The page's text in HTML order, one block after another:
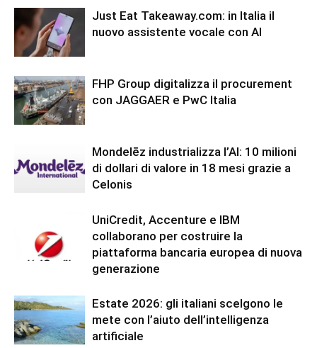
Just Eat Takeaway.com: in Italia il
nuovo assistente vocale con AI
FHP Group digitalizza il procurement
con JAGGAER e PwC Italia
Mondelēz industrializza l’AI: 10 milioni
di dollari di valore in 18 mesi grazie a
Celonis
UniCredit, Accenture e IBM
collaborano per costruire la
piattaforma bancaria europea di nuova
generazione
Estate 2026: gli italiani scelgono le
mete con l’aiuto dell’intelligenza
artificiale